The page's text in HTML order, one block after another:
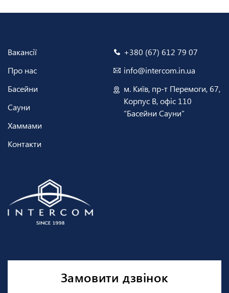
Вакансії
Про нас
Басейни
Сауни
Хаммами
Контакти
+380 (67) 612 79 07
info@intercom.in.ua
м. Київ, пр-т Перемоги, 67,
Корпус В, офіс 110
“Басейни Сауни”
Замовити дзвінок